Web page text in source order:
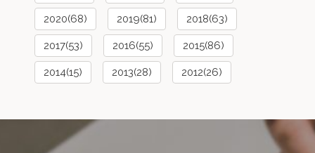
2020(68) 2019(81) 2018(63)
2017(53) 2016(55) 2015(86)
2014(15) 2013(28) 2012(26)